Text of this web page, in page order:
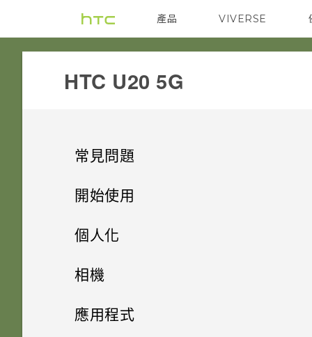
產品
VIVE G REIGNS
VIVERSE
‎HTC U20 5G‎
常見問題
電源與充電
手機無法充電時該怎麼做？
如何使用尋找我的裝置尋找手機
的 SD 卡設為內部儲存裝置？
系統效能
開始使用
打開包裝與設定
插入 nano SIM 卡和 microSD
卡
個人化
主畫面配置
變更桌布
相機
拍照和錄影
應用程式